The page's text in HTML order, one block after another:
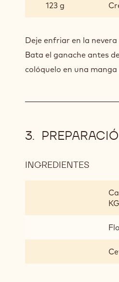
123 g
Deje enfriar en la nevera
Bata el ganache antes
colóquelo en una
INGREDIENTES